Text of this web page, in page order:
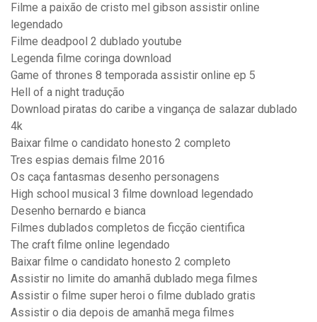
Filme a paixão de cristo mel gibson assistir online
legendado
Filme deadpool 2 dublado youtube
Legenda filme coringa download
Game of thrones 8 temporada assistir online ep 5
Hell of a night tradução
Download piratas do caribe a vingança de salazar dublado
4k
Baixar filme o candidato honesto 2 completo
Tres espias demais filme 2016
Os caça fantasmas desenho personagens
High school musical 3 filme download legendado
Desenho bernardo e bianca
Filmes dublados completos de ficção cientifica
The craft filme online legendado
Baixar filme o candidato honesto 2 completo
Assistir no limite do amanhã dublado mega filmes
Assistir o filme super heroi o filme dublado gratis
Assistir o dia depois de amanhã mega filmes